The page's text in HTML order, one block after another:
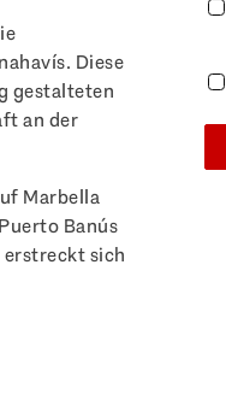
Diese
gestalteten
an der
Marbella
Banús
sich